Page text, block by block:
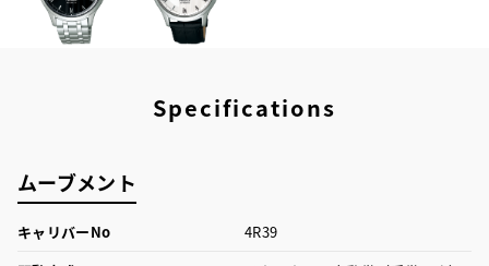
Specifications
ムーブメント
キャリバーNo
4R39